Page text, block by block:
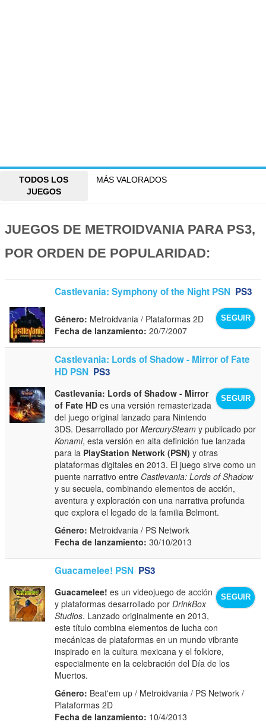
TODOS LOS
JUEGOS
MÁS VALORADOS
JUEGOS DE METROIDVANIA PARA PS3,
POR ORDEN DE POPULARIDAD:
Castlevania: Symphony of the Night PSN PS3
SEGUIR
Género: Metroidvania / Plataformas 2D
Fecha de lanzamiento: 20/7/2007
Castlevania: Lords of Shadow - Mirror of Fate
HD PSN PS3
SEGUIR
Castlevania: Lords of Shadow - Mirror
of Fate HD es una versión remasterizada
del juego original lanzado para Nintendo
3DS. Desarrollado porMercurySteam y publicado por
Konami, esta versión en alta definición fue lanzada
para la PlayStation Network (PSN) y otras
plataformas digitales en 2013. El juego sirve como un
puente narrativo entre Castlevania: Lords of Shadow
y su secuela, combinando elementos de acción,
aventura y exploración con una narrativa profunda
que explora el legado de la familia Belmont.
Género: Metroidvania / PS Network
Fecha de lanzamiento: 30/10/2013
Guacamelee! PSN PS3
SEGUIR
Guacamelee! es un videojuego de acción
y plataformas desarrollado porDrinkBox
Studios. Lanzado originalmente en 2013,
este título combina elementos de lucha con
mecánicas de plataformas en un mundo vibrante
inspirado en la cultura mexicana y el folklore,
especialmente en la celebración del Día de los
Muertos.
Género: Beat'em up / Metroidvania / PS Network /
Plataformas 2D
Fecha de lanzamiento: 10/4/2013